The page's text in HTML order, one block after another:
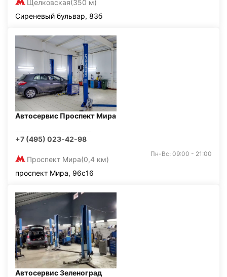
Щелковская(350 м)
Сиреневый бульвар, 83б
Автосервис Проспект Мира
+7 (495) 023-42-98
Проспект Мира(0,4 км)
Пн-Вс: 09:00 - 21:00
проспект Мира, 96с16
Автосервис Зеленоград